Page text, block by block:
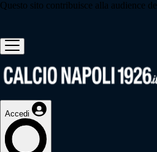
Questo sito contribuisce alla audience de
Accedi